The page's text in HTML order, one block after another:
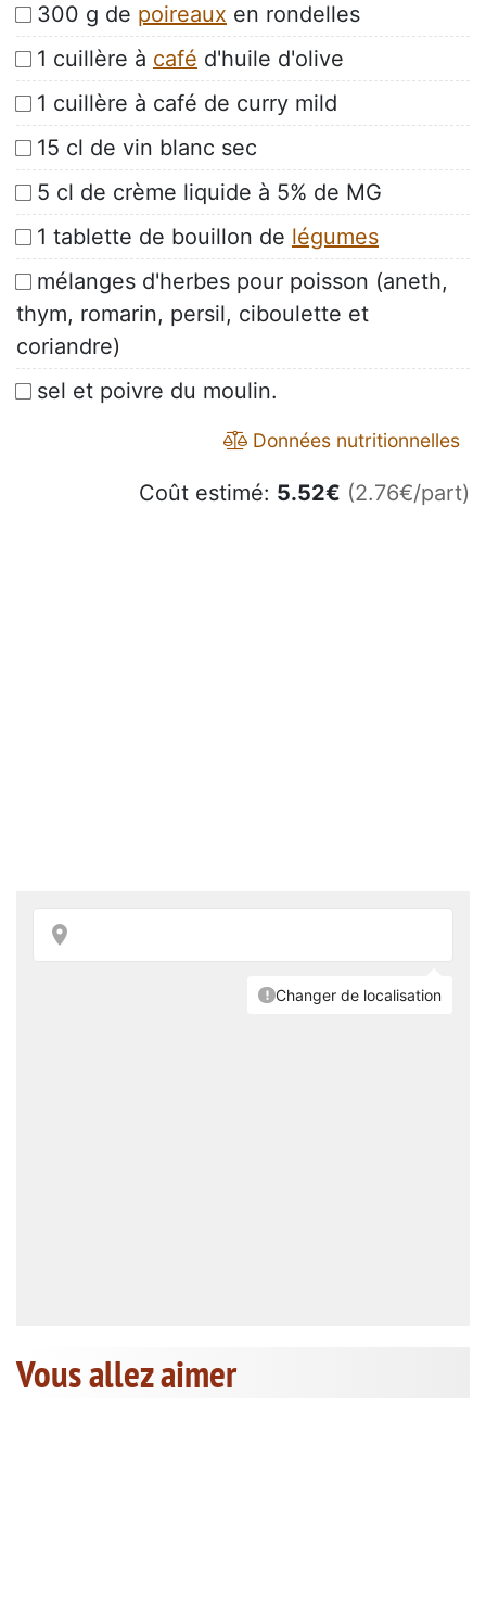
300 g de poireaux en rondelles
1 cuillère à café d'huile d'olive
1 cuillère à café de curry mild
15 cl de vin blanc sec
5 cl de crème liquide à 5% de MG
1 tablette de bouillon de légumes
mélanges d'herbes pour poisson (aneth,
thym, romarin, persil, ciboulette et
coriandre)
sel et poivre du moulin.
Données nutritionnelles
Coût estimé: 5.52€ (2.76€/part)
Vous allez aimer